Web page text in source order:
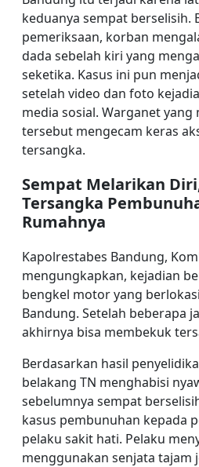
keduanya sempat berselisih.
pemeriksaan, korban
dada sebelah kiri yang
seketika. Kasus ini pun
setelah video dan foto
media sosial. Warganet
tersebut mengecam keras
tersangka.
Sempat Melarikan
Tersangka
Rumahnya
Kapolrestabes Bandung,
mengungkapkan, kejadian
bengkel motor yang
Bandung. Setelah beberapa
akhirnya bisa membekuk
Berdasarkan hasil
belakang TN menghabisi
sebelumnya sempat
kasus pembunuhan kepada
pelaku sakit hati. Pelaku
menggunakan senjata tajam